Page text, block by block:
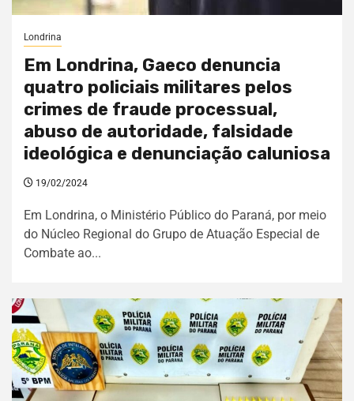
Londrina
Em Londrina, Gaeco denuncia
quatro policiais militares pelos
crimes de fraude processual,
abuso de autoridade, falsidade
ideológica e denunciação caluniosa
19/02/2024
Em Londrina, o Ministério Público do Paraná, por meio
do Núcleo Regional do Grupo de Atuação Especial de
Combate ao...